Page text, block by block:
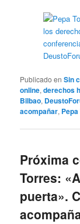
Publicado en Sin
online,derechos
Bilbao,
acompañar,
Próxima
Torres:
puerta».